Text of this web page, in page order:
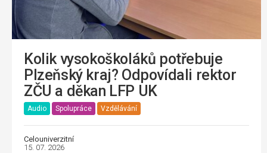
Kolik vysokoškoláků potřebuje
Plzeňský kraj? Odpovídali rektor
ZČU a děkan LFP UK
Audio Spolupráce Vzdělávání
Celouniverzitní
15. 07. 2026